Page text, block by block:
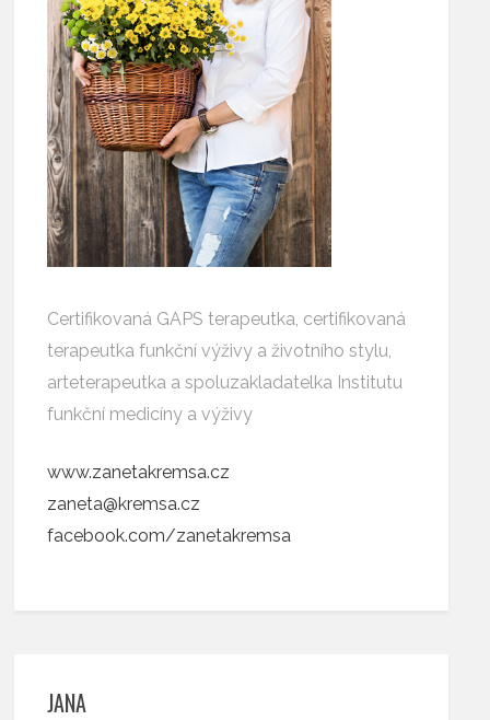
Certifikovaná GAPS terapeutka, certifikovaná
terapeutka funkční výživy a životního stylu,
arteterapeutka a spoluzakladatelka Institutu
funkční medicíny a výživy
www.zanetakremsa.cz
zaneta@kremsa.cz
facebook.com/zanetakremsa
JANA